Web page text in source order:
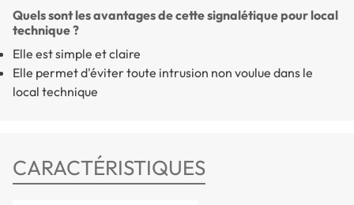
Quels sont les avantages de cette signalétique pour local
technique ?
Elle est simple et claire
Elle permet d'éviter toute intrusion non voulue dans le
local technique
CARACTÉRISTIQUES